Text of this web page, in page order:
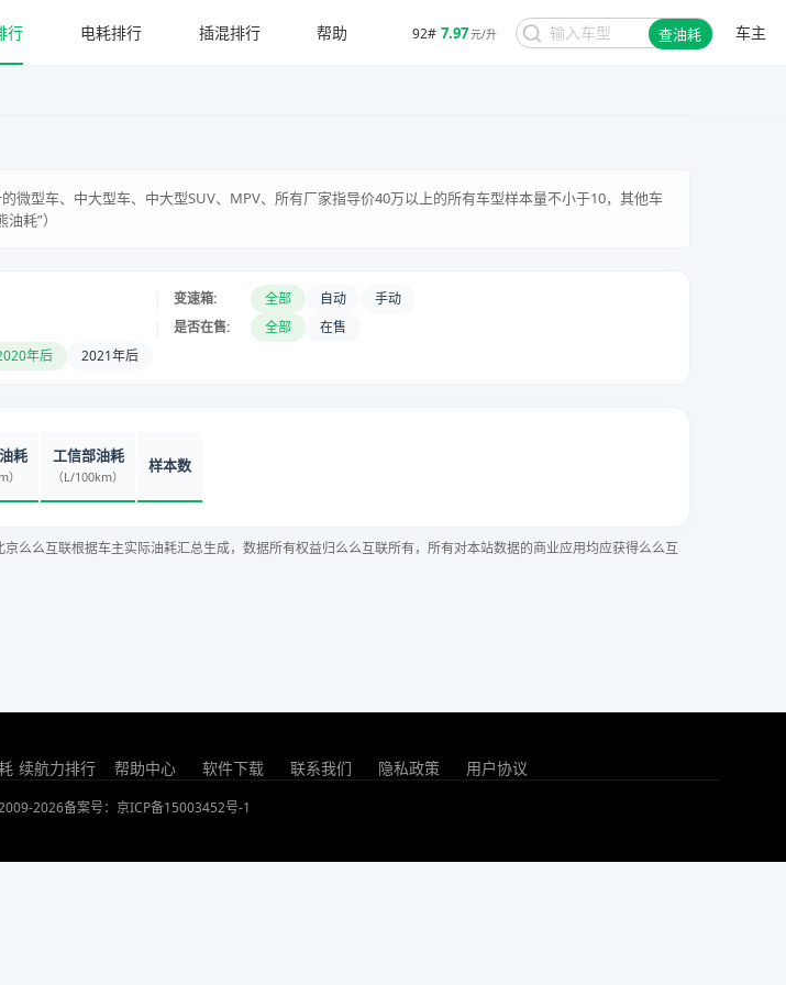
92# 7.97元/升 查油耗 车主
行 电耗排行 插混排行 帮助
微型车、中大型车、中大型SUV、MPV、所有厂家指导价40万以上的所有车型样本量不小于10，其他车
耗”）
变速箱: 全部 自动
手动
是否在售: 全部
在售
年后 2021年后
耗
）
工信部油耗
（L/100km）
样本数
么么互联根据车主实际油耗汇总生成，数据所有权益归么么互联所有，所有对本站数据的商业应用均应获得么么互
续航力排行 帮助中心 软件下载 联系我们 隐私政策 用户协议
2026备案号：京ICP备15003452号-1